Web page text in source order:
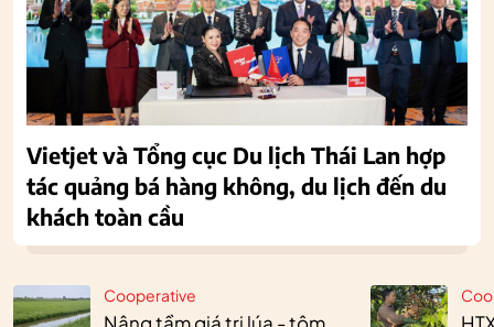
Cooperative
Vietjet và Tổng cục Du lịch Thái Lan hợp
tác quảng bá hàng không, du lịch đến du
khách toàn cầu